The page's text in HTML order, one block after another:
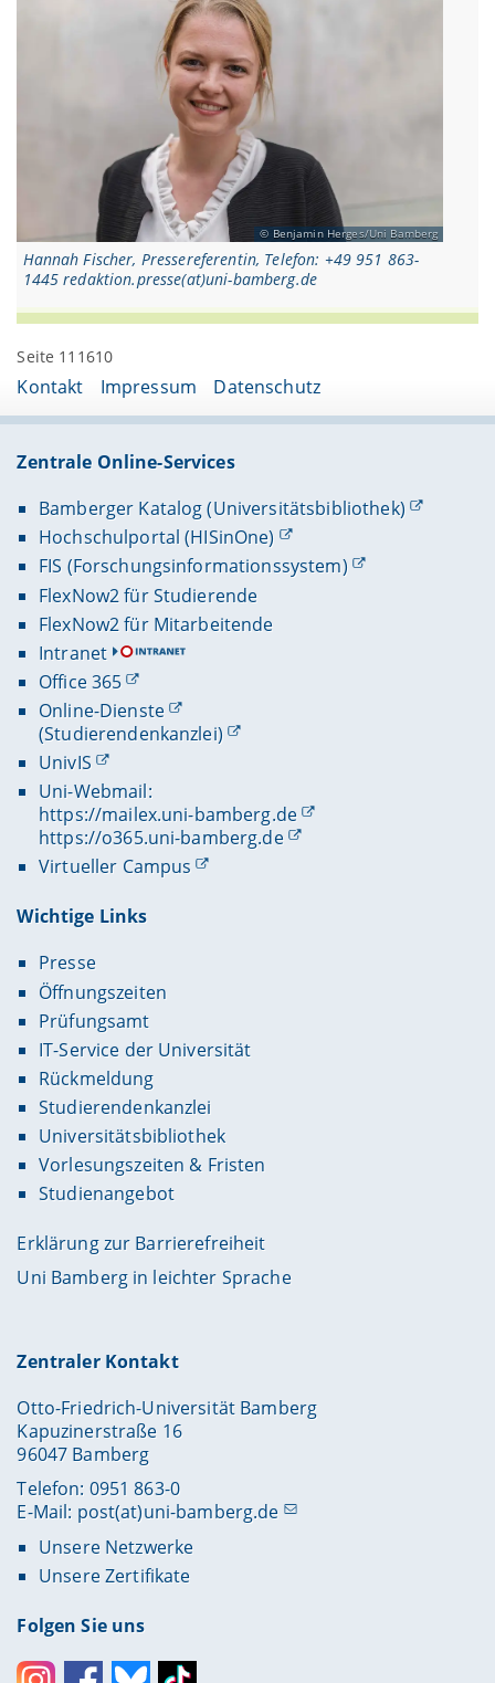
Benjamin Herges/Uni Bamberg
Hannah Fischer, Pressereferentin, Telefon: +49 951 863-
1445 redaktion.presse(at)uni-bamberg.de
Seite 111610
Kontakt Impressum Datenschutz
Zentrale Online-Services
Bamberger Katalog (Universitätsbibliothek)
Hochschulportal (HISinOne)
FIS (Forschungsinformationssystem)
FlexNow2 für Studierende
FlexNow2 für Mitarbeitende
Intranet
Office 365
Online-Dienste
(Studierendenkanzlei)
UnivIS
Uni-Webmail:
https://mailex.uni-bamberg.de
https://o365.uni-bamberg.de
Virtueller Campus
Wichtige Links
Presse
Öffnungszeiten
Prüfungsamt
IT-Service der Universität
Rückmeldung
Studierendenkanzlei
Universitätsbibliothek
Vorlesungszeiten & Fristen
Studienangebot
Erklärung zur Barrierefreiheit
Uni Bamberg in leichter Sprache
Zentraler Kontakt
Otto-Friedrich-Universität Bamberg
Kapuzinerstraße 16
96047 Bamberg
Telefon: 0951 863-0
E-Mail: post(at)uni-bamberg.de
Unsere Netzwerke
Unsere Zertifikate
Folgen Sie uns